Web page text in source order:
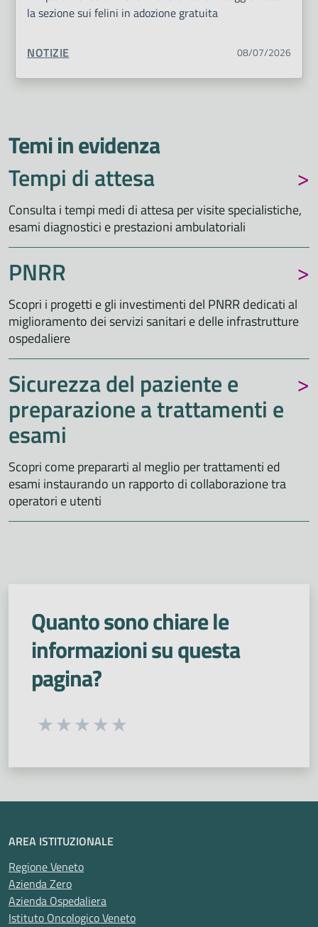
la sezione sui felini in adozione gratuita
TIPO CONTENUTO:
NOTIZIE 08/07/2026
Temi in evidenza
Tempi di attesa
Consulta i tempi medi di attesa per visite specialistiche,
esami diagnostici e prestazioni ambulatoriali
PNRR
Scopri i progetti e gli investimenti del PNRR dedicati al
miglioramento dei servizi sanitari e delle infrastrutture
ospedaliere
Sicurezza del paziente e
preparazione a trattamenti e
esami
Scopri come prepararti al meglio per trattamenti ed
esami instaurando un rapporto di collaborazione tra
operatori e utenti
Quanto sono chiare le
informazioni su questa
pagina?
Seleziona una valutazione da 1 a 5 stelle
AREA ISTITUZIONALE
Regione Veneto
Azienda Zero
Azienda Ospedaliera
Istituto Oncologico Veneto